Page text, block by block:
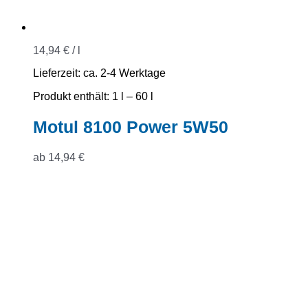
14,94 € /
Lieferzeit: ca. 2-4 Werktage
Produkt enthält: 1
– 60
Motul 8100 Power 5W50
ab 14,94 €